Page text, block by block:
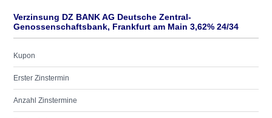
Verzinsung DZ BANK AG Deutsche Zentral-
Genossenschaftsbank, Frankfurt am Main 3,62% 24/34
Kupon
Erster Zinstermin
Anzahl Zinstermine